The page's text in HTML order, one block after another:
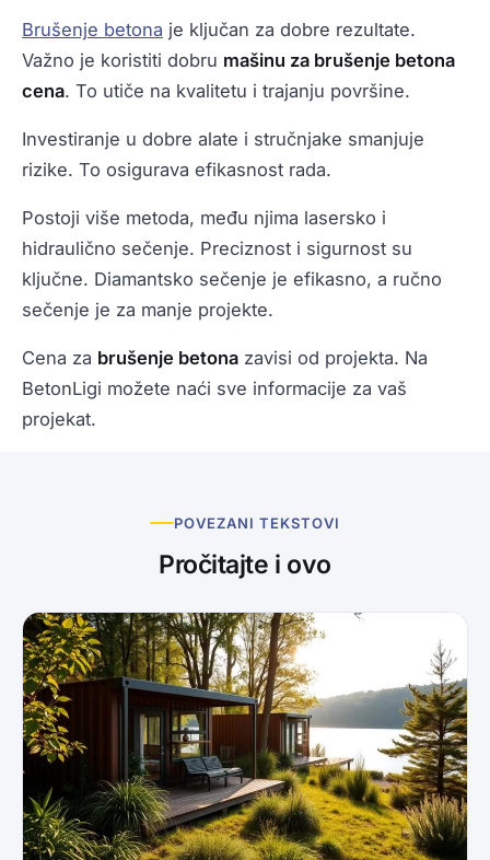
Brušenje betona je ključan za dobre rezultate.
Važno je koristiti dobru mašinu za brušenje betona
cena. To utiče na kvalitetu i trajanju površine.
Investiranje u dobre alate i stručnjake smanjuje
rizike. To osigurava efikasnost rada.
Postoji više metoda, među njima lasersko i
hidraulično sečenje. Preciznost i sigurnost su
ključne. Diamantsko sečenje je efikasno, a ručno
sečenje je za manje projekte.
Cena za brušenje betona zavisi od projekta. Na
BetonLigi možete naći sve informacije za vaš
projekat.
POVEZANI TEKSTOVI
Pročitajte i ovo